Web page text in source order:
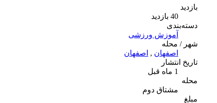
دسته‌بندی
آموزش ورزشی
شهر / محله
اصفهان,اصفهان
تاریخ انتشار
مشتاق دوم